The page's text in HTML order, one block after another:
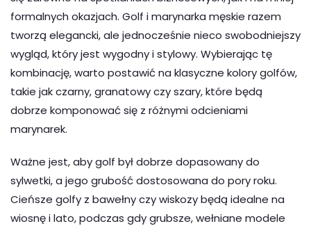
formalnych okazjach. Golf i marynarka męskie razem
tworzą elegancki, ale jednocześnie nieco swobodniejszy
wygląd, który jest wygodny i stylowy. Wybierając tę
kombinację, warto postawić na klasyczne kolory golfów,
takie jak czarny, granatowy czy szary, które będą
dobrze komponować się z różnymi odcieniami
marynarek.
Ważne jest, aby golf był dobrze dopasowany do
sylwetki, a jego grubość dostosowana do pory roku.
Cieńsze golfy z bawełny czy wiskozy będą idealne na
wiosnę i lato, podczas gdy grubsze, wełniane modele